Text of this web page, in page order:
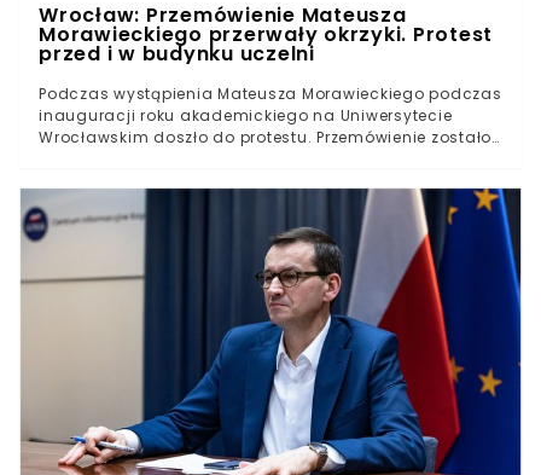
Wrocław: Przemówienie Mateusza
Morawieckiego przerwały okrzyki. Protest
przed i w budynku uczelni
Podczas wystąpienia Mateusza Morawieckiego podczas
inauguracji roku akademickiego na Uniwersytecie
Wrocławskim doszło do protestu. Przemówienie zostało